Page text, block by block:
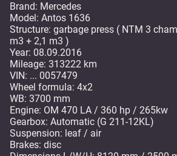
Brand: Mercedes
Model: Antos 1636
Structure: garbage press ( NTM 3
m3 + 2,1 m3 )
Year: 08.09.2016
Mileage: 313222 km
VIN: ... 0057479
Wheel formula: 4x2
WB: 3700 mm
Engine: OM 470 LA / 360 hp / 265kw
Gearbox: Automatic (G 211-12KL)
Suspension: leaf / air
Brakes: disc